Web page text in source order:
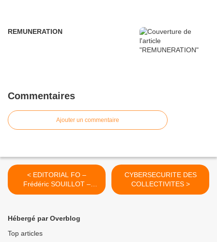
REMUNERATION
Commentaires
Ajouter un commentaire
< EDITORIAL FO –
Frédéric SOUILLOT –
Mercredi 09 Novembre
CYBERSECURITE DES
COLLECTIVITES >
Hébergé par Overblog
Top articles